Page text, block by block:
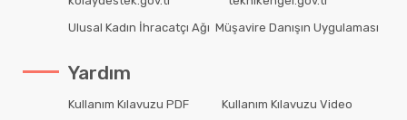
Ulusal Kadın İhracatçı Ağı Müşavire Danışın Uygulaması
Yardım
Kullanım Kılavuzu PDF Kullanım Kılavuzu Video